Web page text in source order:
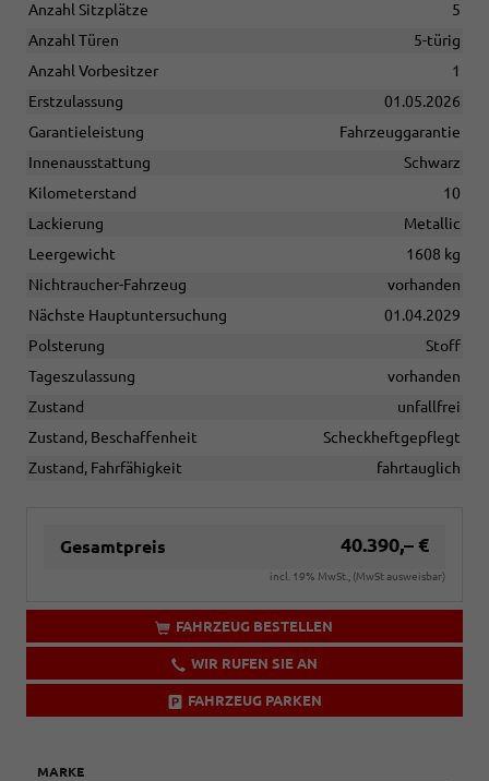
Anzahl Sitzplätze
5
Anzahl Türen
5-türig
Anzahl Vorbesitzer
1
Erstzulassung
01.05.2026
Garantieleistung
Fahrzeuggarantie
Innenausstattung
Schwarz
Kilometerstand
10
Lackierung
Metallic
Leergewicht
1608 kg
Nichtraucher-Fahrzeug
vorhanden
Nächste Hauptuntersuchung
01.04.2029
Polsterung
Stoff
Tageszulassung
vorhanden
Zustand
unfallfrei
Zustand, Beschaffenheit
Scheckheftgepflegt
Zustand, Fahrfähigkeit
fahrtauglich
Gesamtpreis 40.390,– €
incl. 19% MwSt., (MwSt ausweisbar)
FAHRZEUG BESTELLEN
WIR RUFEN SIE AN
FAHRZEUG PARKEN
MARKE